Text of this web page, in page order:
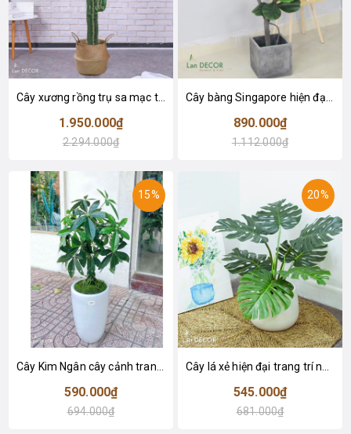
Cây xương rồng trụ sa mạc trang trí loại 2 tay (155cm) - LC2912
1.950.000₫
2.294.000₫
890.000₫
1.112.000₫
15%
590.000₫
694.000₫
20%
545.000₫
681.000₫